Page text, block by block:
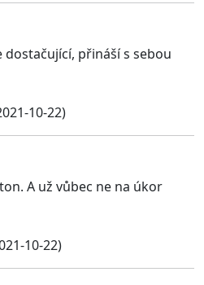
dostačující, přináší s sebou
10-22)
A už vůbec ne na úkor
10-22)